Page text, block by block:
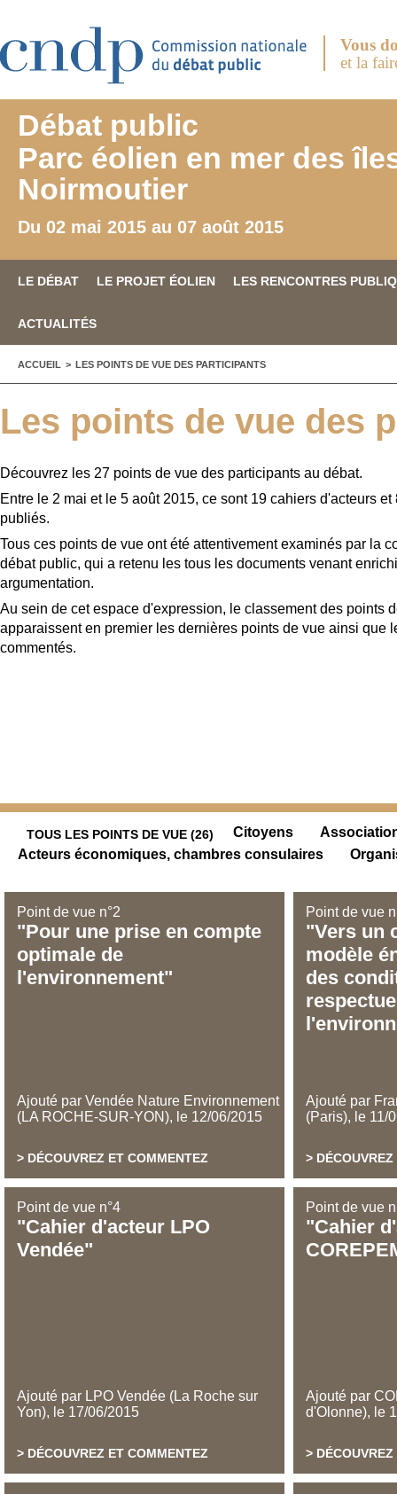
Vous
et la
Débat public
Parc éolien en mer des
Noirmoutier
Du 02 mai 2015 au 07 août 2015
LE DÉBAT LE PROJET ÉOLIEN LES RENCONTRES
ACTUALITÉS
VOUS ÊTES ICI
ACCUEIL > LES POINTS DE VUE DES PARTICIPANTS
Les points de vue des
Découvrez les 27 points de vue des participants au débat.
Entre le 2 mai et le 5 août 2015, ce sont 19 cahiers d'acteurs et
publiés.
Tous ces points de vue ont été attentivement examinés par la
débat public, qui a retenu les tous les documents venant
argumentation.
Au sein de cet espace d'expression, le classement des points
apparaissent en premier les dernières points de vue ainsi que
commentés.
TOUS LES POINTS DE VUE (26) Citoyens
Acteurs économiques, chambres consulaires
Point de vue n°2
Pour une prise en compte
optimale de
l'environnement
Ajouté par Vendée Nature Environnement
(LA ROCHE-SUR-YON), le 12/06/2015
DÉCOUVREZ ET COMMENTEZ
Point de vue
Vers un
modèle
des
Ajouté par
(Paris), le 11/
Point de vue n°4
Cahier d'acteur LPO
Vendée
Ajouté par LPO Vendée (La Roche sur
Yon), le 17/06/2015
DÉCOUVREZ ET COMMENTEZ
Point de vue
Cahier
Ajouté par
d'Olonne), le